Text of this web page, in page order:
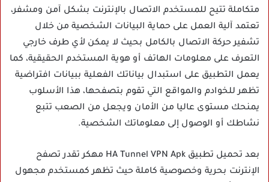
متكاملة تتيح للمستخدم الاتصال بالإنترنت بشكل آمن ومشفر،
تعتمد آلية العمل على حماية البيانات الشخصية من خلال
تشفير حركة الاتصال بالكامل بحيث لا يمكن لأي طرف خارجي
التعرف على معلومات الهاتف أو هوية المستخدم الحقيقية، كما
يعمل التطبيق على استبدال بياناتك الفعلية ببيانات افتراضية
تظهر للخوادم والمواقع التي تقوم بتصفحها، هذا الأسلوب
يمنحك مستوى عاليا من الأمان ويجعل من الصعب تتبع
نشاطك أو الوصول إلى معلوماتك الشخصية.
بعد تحميل تطبيق HA Tunnel VPN Apk مهكر تقدر تصفح
الإنترنت بحرية وخصوصية كاملة حيث تظهر كمستخدم مجهول